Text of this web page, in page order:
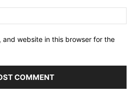
and website in this browser for the